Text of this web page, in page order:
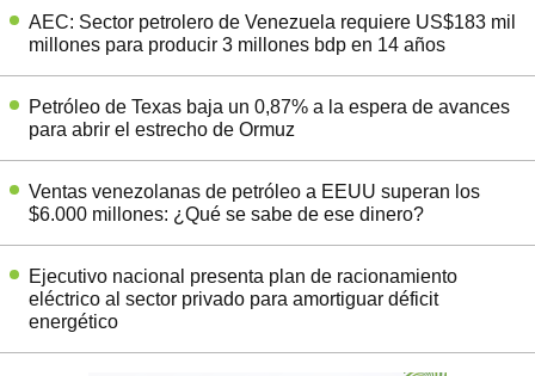
AEC: Sector petrolero de Venezuela requiere US$183 mil
millones para producir 3 millones bdp en 14 años
Petróleo de Texas baja un 0,87% a la espera de avances
para abrir el estrecho de Ormuz
Ventas venezolanas de petróleo a EEUU superan los
$6.000 millones: ¿Qué se sabe de ese dinero?
Ejecutivo nacional presenta plan de racionamiento
eléctrico al sector privado para amortiguar déficit
energético